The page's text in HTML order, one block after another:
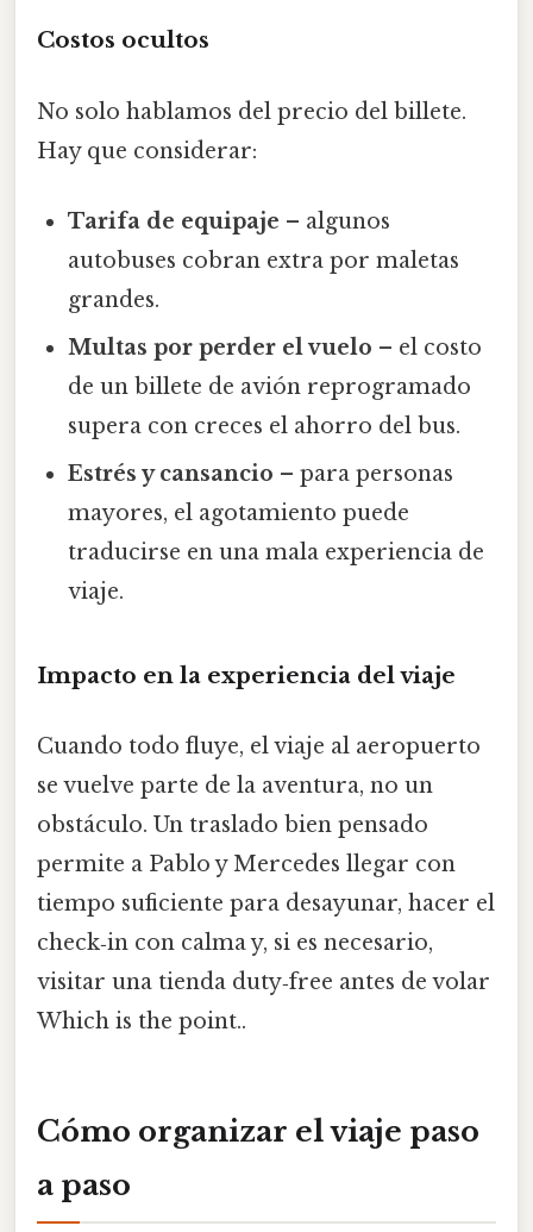
Costos ocultos
No solo hablamos del precio del billete.
Hay que considerar:
Tarifa de equipaje – algunos
autobuses cobran extra por maletas
grandes.
Multas por perder el vuelo – el costo
de un billete de avión reprogramado
supera con creces el ahorro del bus.
Estrés y cansancio – para personas
mayores, el agotamiento puede
traducirse en una mala experiencia de
viaje.
Impacto en la experiencia del viaje
Cuando todo fluye, el viaje al aeropuerto
se vuelve parte de la aventura, no un
obstáculo. Un traslado bien pensado
permite a Pablo y Mercedes llegar con
tiempo suficiente para desayunar, hacer el
check‑in con calma y, si es necesario,
visitar una tienda duty‑free antes de volar
Which is the point..
Cómo organizar el viaje paso
a paso